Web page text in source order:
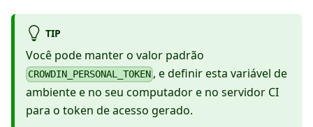
TIP
Você pode manter o valor padrão
CROWDIN_PERSONAL_TOKEN , e definir esta variável de
ambiente e no seu computador e no servidor CI
para o token de acesso gerado.